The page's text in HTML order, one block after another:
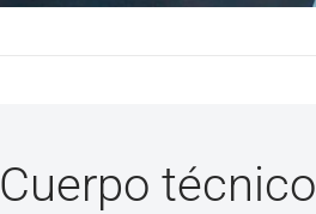
Cuerpo técnico